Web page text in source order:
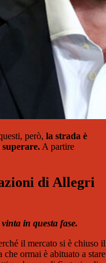
però, la strada è
A partire
di Allegri
in questa fase.
il mercato si è chiuso il
ormai è abituato a stare